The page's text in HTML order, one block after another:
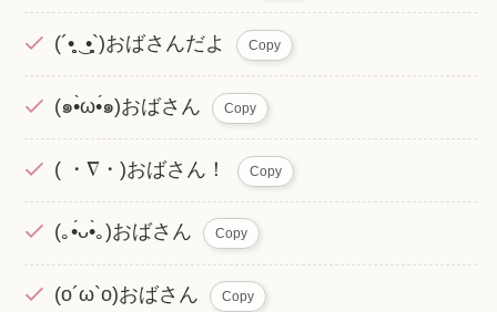
(´•̥̥̥ ͜ •̥̥̥`)おばさんだよ Copy
(๑•̀ω•́๑)おばさん Copy
( ・∇・)おばさん！ Copy
(｡•́ᴗ•̀｡)おばさん Copy
(o´ω`o)おばさん Copy